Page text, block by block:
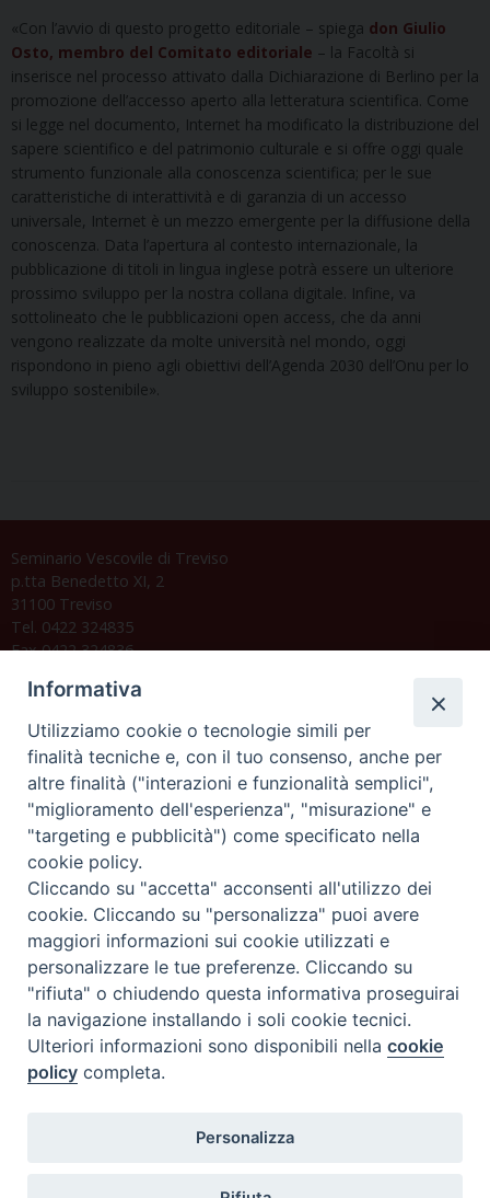
«Con l’avvio di questo progetto editoriale – spiega don Giulio
Osto, membro del Comitato editoriale – la Facoltà si
inserisce nel processo attivato dalla Dichiarazione di Berlino per la
promozione dell’accesso aperto alla letteratura scientifica. Come
si legge nel documento, Internet ha modificato la distribuzione del
sapere scientifico e del patrimonio culturale e si offre oggi quale
strumento funzionale alla conoscenza scientifica; per le sue
caratteristiche di interattività e di garanzia di un accesso
universale, Internet è un mezzo emergente per la diffusione della
conoscenza. Data l’apertura al contesto internazionale, la
pubblicazione di titoli in lingua inglese potrà essere un ulteriore
prossimo sviluppo per la nostra collana digitale. Infine, va
sottolineato che le pubblicazioni open access, che da anni
vengono realizzate da molte università nel mondo, oggi
rispondono in pieno agli obiettivi dell’Agenda 2030 dell’Onu per lo
sviluppo sostenibile».
Seminario Vescovile di Treviso
p.tta Benedetto XI, 2
31100 Treviso
Tel. 0422 324835
Fax 0422 324836
C.F. 94004060268
Orario di segreteria
Lunedì 17.30-19.30
Martedì 17.30-19.30
Mercoledì 17.30-19.30
Giovedì 17.30-19.30
Venerdì chiuso
Sabato 9.30-11.30
Privacy e sicurezza
Informativa
Utilizziamo cookie o tecnologie simili per
finalità tecniche e, con il tuo consenso, anche per
altre finalità ("interazioni e funzionalità semplici",
"miglioramento dell'esperienza", "misurazione" e
"targeting e pubblicità") come specificato nella
cookie policy.
Cliccando su "accetta" acconsenti all'utilizzo dei
cookie. Cliccando su "personalizza" puoi avere
maggiori informazioni sui cookie utilizzati e
personalizzare le tue preferenze. Cliccando su
"rifiuta" o chiudendo questa informativa proseguirai
la navigazione installando i soli cookie tecnici.
Ulteriori informazioni sono disponibili nellacookie
policy completa.
Personalizza